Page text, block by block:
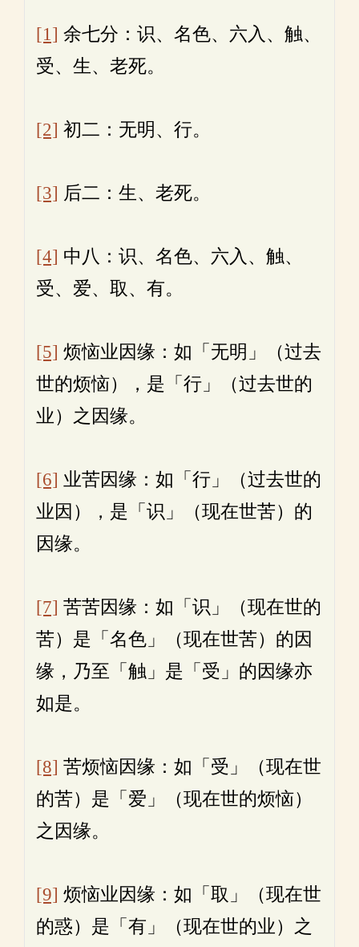
[1] 余七分：识、名色、六入、触、
受、生、老死。
[2] 初二：无明、行。
[3] 后二：生、老死。
[4] 中八：识、名色、六入、触、
受、爱、取、有。
[5] 烦恼业因缘：如「无明」（过去
世的烦恼），是「行」（过去世的
业）之因缘。
[6] 业苦因缘：如「行」（过去世的
业因），是「识」（现在世苦）的
因缘。
[7] 苦苦因缘：如「识」（现在世的
苦）是「名色」（现在世苦）的因
缘，乃至「触」是「受」的因缘亦
如是。
[8] 苦烦恼因缘：如「受」（现在世
的苦）是「爱」（现在世的烦恼）
之因缘。
[9] 烦恼业因缘：如「取」（现在世
的惑）是「有」（现在世的业）之